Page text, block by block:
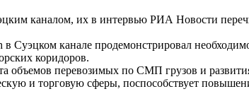
каналом, их в интервью РИА Новости
канале продемонстрировал
коридоров.
перевозимых по СМП грузов и
и торговую сферы, поспособствует